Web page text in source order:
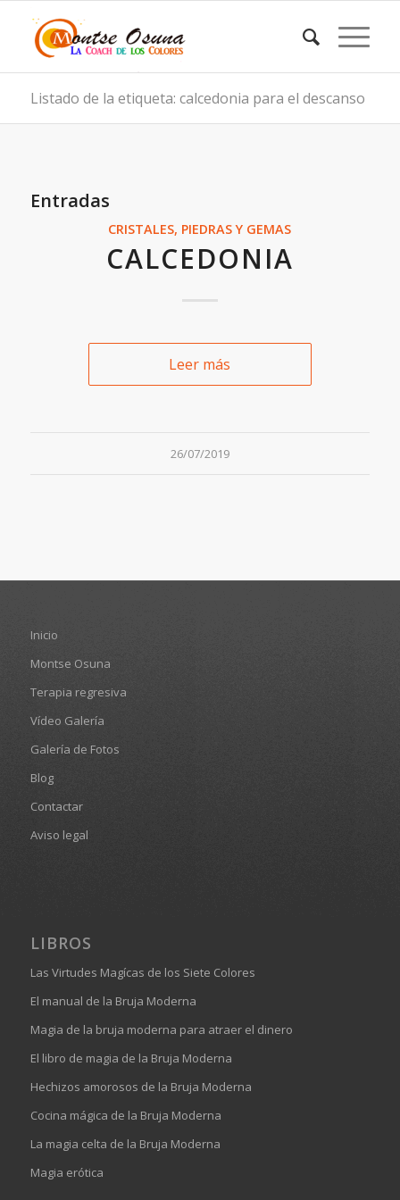
Listado de la etiqueta: calcedonia para el descanso
Entradas
CRISTALES, PIEDRAS Y GEMAS
CALCEDONIA
Leer más
26/07/2019
Inicio
Montse Osuna
Terapia regresiva
Vídeo Galería
Galería de Fotos
Blog
Contactar
Aviso legal
LIBROS
Las Virtudes Magícas de los Siete Colores
El manual de la Bruja Moderna
Magia de la bruja moderna para atraer el dinero
El libro de magia de la Bruja Moderna
Hechizos amorosos de la Bruja Moderna
Cocina mágica de la Bruja Moderna
La magia celta de la Bruja Moderna
Magia erótica